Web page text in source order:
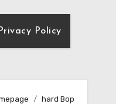
Privacy Policy
hard Bop